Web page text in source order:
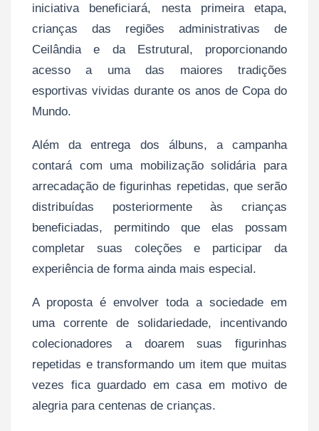
iniciativa beneficiará, nesta primeira etapa,
crianças das regiões administrativas de
Ceilândia e da Estrutural, proporcionando
acesso a uma das maiores tradições
esportivas vividas durante os anos de Copa do
Mundo.
Além da entrega dos álbuns, a campanha
contará com uma mobilização solidária para
arrecadação de figurinhas repetidas, que serão
distribuídas posteriormente às crianças
beneficiadas, permitindo que elas possam
completar suas coleções e participar da
experiência de forma ainda mais especial.
A proposta é envolver toda a sociedade em
uma corrente de solidariedade, incentivando
colecionadores a doarem suas figurinhas
repetidas e transformando um item que muitas
vezes fica guardado em casa em motivo de
alegria para centenas de crianças.